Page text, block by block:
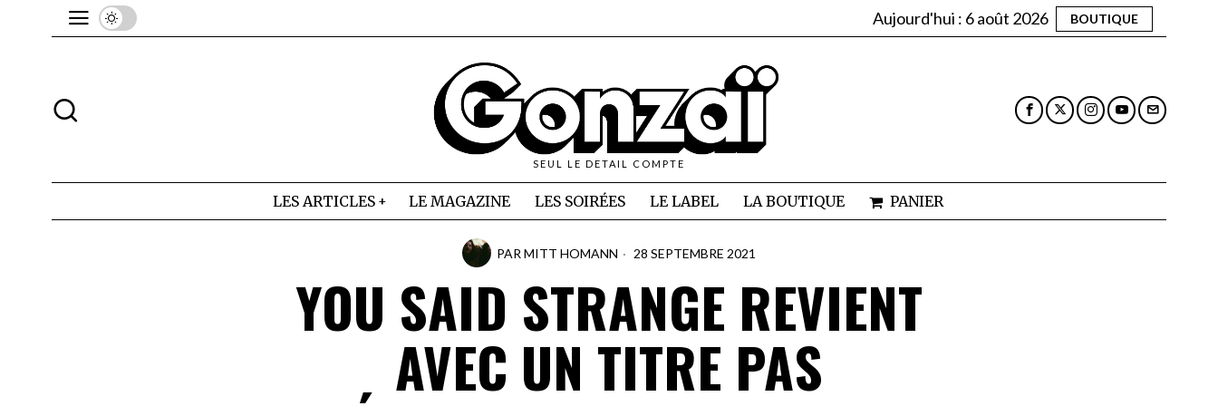
Aujourd'hui : 6 août 2026 BOUTIQUE
SEUL LE DETAIL COMPTE
LES ARTICLES LE MAGAZINE LES SOIRÉES LE LABEL LA BOUTIQUE PANIER
PAR MITT HOMANN 28 SEPTEMBRE 2021
YOU SAID STRANGE REVIENT
AVEC UN TITRE PAS